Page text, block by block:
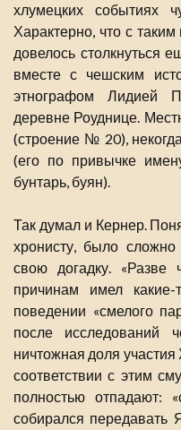
хлумецких
Характерно, что с
довелось столкнуться
вместе с чешским
этнографом Лидией
деревне Роуднице.
(строение № 20),
(его по привычке
бунтарь, буян).
Так думал и Кернер.
хронисту, было сложно
свою догадку.
причинам имел
поведении «смелого
после исследований
ничтожная доля
соответствии с этим
полностью отпадают:
собирался передавать